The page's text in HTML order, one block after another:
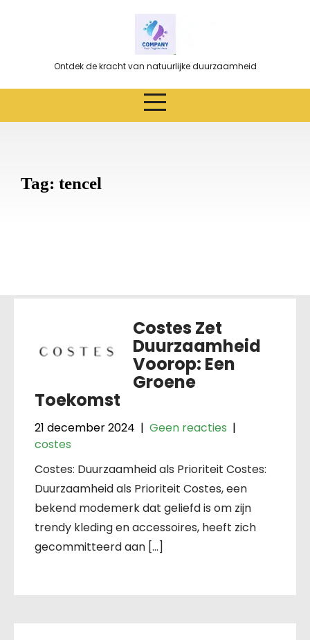
Ontdek de kracht van natuurlijke duurzaamheid
Tag: tencel
Costes Zet
Duurzaamheid
Voorop: Een
Groene
Toekomst
21 december 2024 | Geen reacties |
costes
Costes: Duurzaamheid als Prioriteit Costes:
Duurzaamheid als Prioriteit Costes, een
bekend modemerk dat geliefd is om zijn
trendy kleding en accessoires, heeft zich
gecommitteerd aan […]